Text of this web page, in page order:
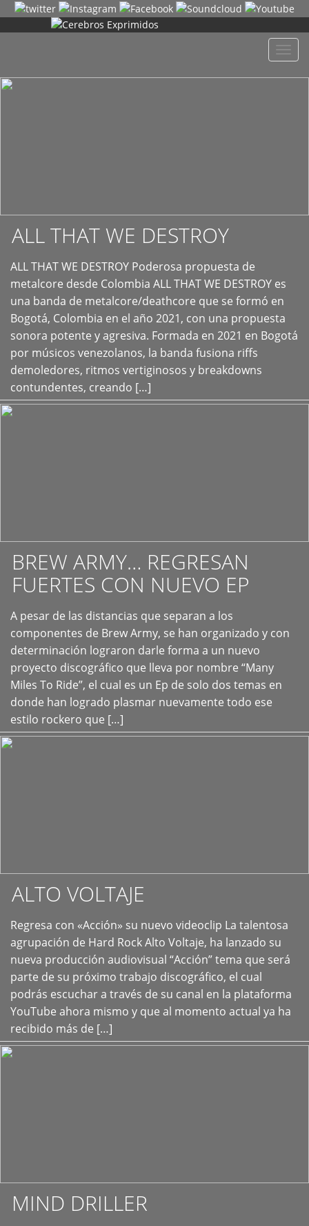
ALL THAT WE DESTROY
ALL THAT WE DESTROY Poderosa propuesta de
metalcore desde Colombia ALL THAT WE DESTROY es
una banda de metalcore/deathcore que se formó en
Bogotá, Colombia en el año 2021, con una propuesta
sonora potente y agresiva. Formada en 2021 en Bogotá
por músicos venezolanos, la banda fusiona riffs
demoledores, ritmos vertiginosos y breakdowns
contundentes, creando […]
+
BREW ARMY… REGRESAN
FUERTES CON NUEVO EP
A pesar de las distancias que separan a los
componentes de Brew Army, se han organizado y con
determinación lograron darle forma a un nuevo
proyecto discográfico que lleva por nombre “Many
Miles To Ride”, el cual es un Ep de solo dos temas en
donde han logrado plasmar nuevamente todo ese
estilo rockero que […]
+
ALTO VOLTAJE
Regresa con «Acción» su nuevo videoclip La talentosa
agrupación de Hard Rock Alto Voltaje, ha lanzado su
nueva producción audiovisual “Acción” tema que será
parte de su próximo trabajo discográfico, el cual
podrás escuchar a través de su canal en la plataforma
YouTube ahora mismo y que al momento actual ya ha
recibido más de […]
+
MIND DRILLER